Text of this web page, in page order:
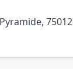
75012